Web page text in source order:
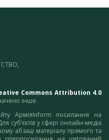
Commons Attribution 4.0
інше.
АрміяInform посилання на
суб’єктів у сфері онлайн-медіа
абзаці матеріалу прямого та